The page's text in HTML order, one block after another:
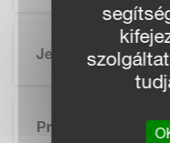
Jellemzők
Prospektus